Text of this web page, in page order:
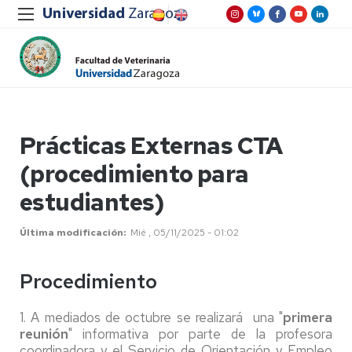
Prácticas Externas CTA
(procedimiento para
estudiantes)
Última modificación Mié , 05/11/2025 - 01:02
Procedimiento
1. A mediados de octubre se realizará una "primera
reunión" informativa por parte de la profesora